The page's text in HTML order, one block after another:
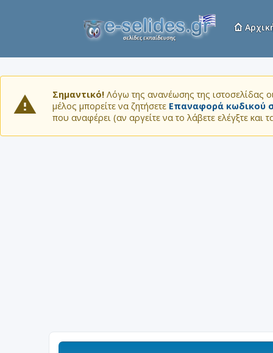
Σημαντικό! Λόγω της ανανέωσης της ιστοσελίδας
μέλος μπορείτε να ζητήσετε Επαναφορά κωδικού
που αναφέρει (αν αργείτε να το λάβετε ελέγξτε και